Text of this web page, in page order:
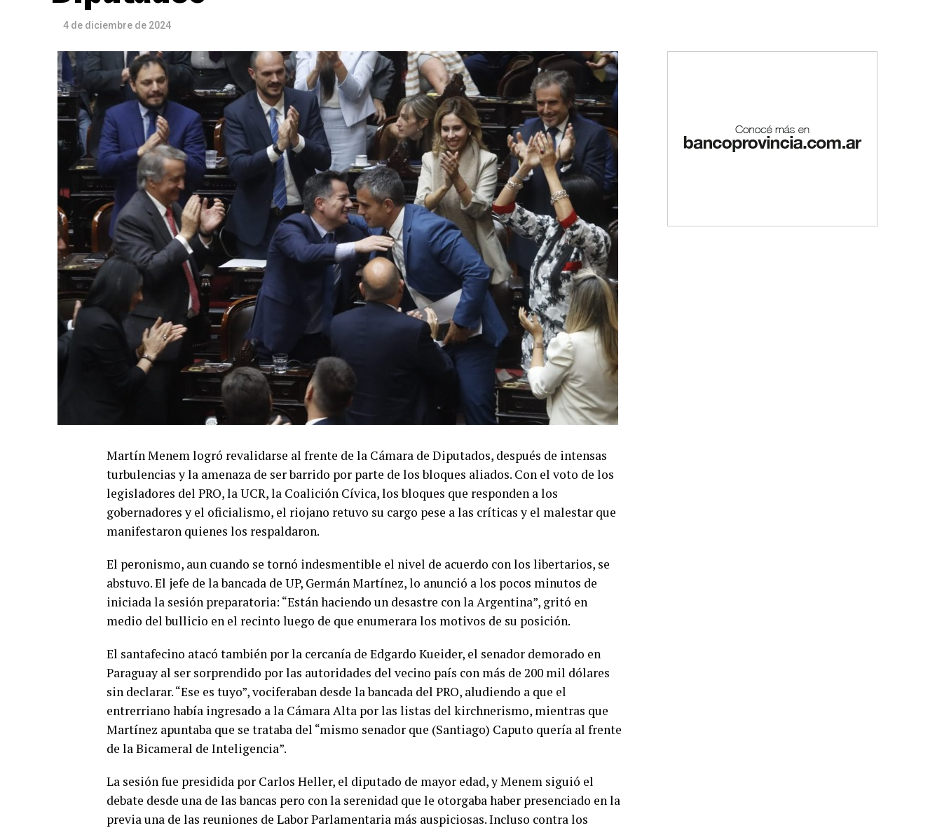
4 de diciembre de 2024
Martín Menem logró revalidarse al frente de la Cámara de Diputados, después de intensas
turbulencias y la amenaza de ser barrido por parte de los bloques aliados. Con el voto de los
legisladores del PRO, la UCR, la Coalición Cívica, los bloques que responden a los
gobernadores y el oficialismo, el riojano retuvo su cargo pese a las críticas y el malestar que
manifestaron quienes los respaldaron.
El peronismo, aun cuando se tornó indesmentible el nivel de acuerdo con los libertarios, se
abstuvo. El jefe de la bancada de UP, Germán Martínez, lo anunció a los pocos minutos de
iniciada la sesión preparatoria: “Están haciendo un desastre con la Argentina”, gritó en
medio del bullicio en el recinto luego de que enumerara los motivos de su posición.
El santafecino atacó también por la cercanía de Edgardo Kueider, el senador demorado en
Paraguay al ser sorprendido por las autoridades del vecino país con más de 200 mil dólares
sin declarar. “Ese es tuyo”, vociferaban desde la bancada del PRO, aludiendo a que el
entrerriano había ingresado a la Cámara Alta por las listas del kirchnerismo, mientras que
Martínez apuntaba que se trataba del “mismo senador que (Santiago) Caputo quería al frente
de la Bicameral de Inteligencia”.
La sesión fue presidida por Carlos Heller, el diputado de mayor edad, y Menem siguió el
debate desde una de las bancas pero con la serenidad que le otorgaba haber presenciado en la
previa una de las reuniones de Labor Parlamentaria más auspiciosas. Incluso contra los